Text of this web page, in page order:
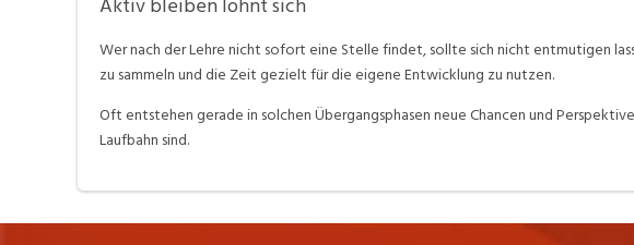
Wer nach der Lehre nicht sofort eine Stelle findet, sollte sich nicht entmutigen
zu sammeln und die Zeit gezielt für die eigene Entwicklung zu nutzen.
Oft entstehen gerade in solchen Übergangsphasen neue Chancen und
Laufbahn sind.